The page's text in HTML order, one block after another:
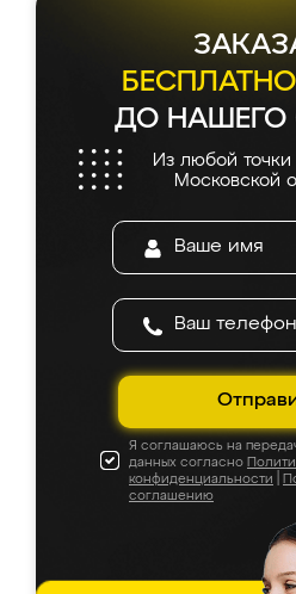
ДО НАШЕГО
Из любой
Московской
Я соглашаюсь на
данных согласно
конфиденциальности
соглашению